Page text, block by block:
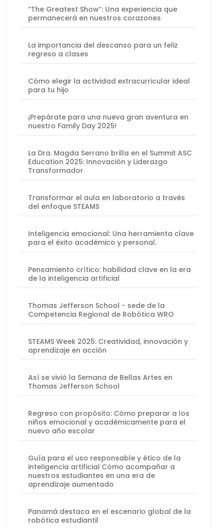
“The Greatest Show”: Una experiencia que
permanecerá en nuestros corazones
La importancia del descanso para un feliz
regreso a clases
Cómo elegir la actividad extracurricular ideal
para tu hijo
¡Prepárate para una nueva gran aventura en
nuestro Family Day 2025!
La Dra. Magda Serrano brilla en el Summit ASC
Education 2025: Innovación y Liderazgo
Transformador
Transformar el aula en laboratorio a través
del enfoque STEAMS
Inteligencia emocional: Una herramienta clave
para el éxito académico y personal.
Pensamiento crítico: habilidad clave en la era
de la inteligencia artificial
Thomas Jefferson School - sede de la
Competencia Regional de Robótica WRO
STEAMS Week 2025: Creatividad, innovación y
aprendizaje en acción
Así se vivió la Semana de Bellas Artes en
Thomas Jefferson School
Regreso con propósito: Cómo preparar a los
niños emocional y académicamente para el
nuevo año escolar
Guía para el uso responsable y ético de la
inteligencia artificial Cómo acompañar a
nuestros estudiantes en una era de
aprendizaje aumentado
Panamá destaca en el escenario global de la
robótica estudiantil